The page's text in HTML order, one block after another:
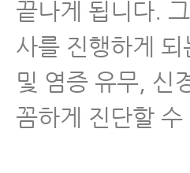
끝나게 됩니다.
사를 진행하게
및 염증 유무, 신
꼼하게 진단할